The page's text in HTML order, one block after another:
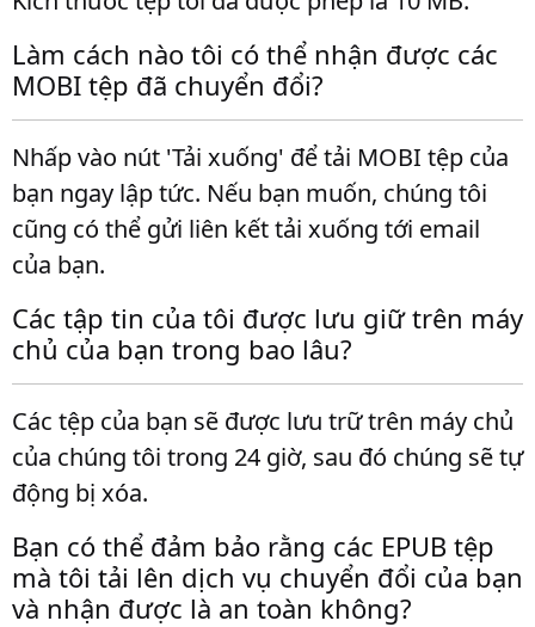
Làm cách nào tôi có thể nhận được các
MOBI tệp đã chuyển đổi?
Nhấp vào nút 'Tải xuống' để tải MOBI tệp của
bạn ngay lập tức. Nếu bạn muốn, chúng tôi
cũng có thể gửi liên kết tải xuống tới email
của bạn.
Các tập tin của tôi được lưu giữ trên máy
chủ của bạn trong bao lâu?
Các tệp của bạn sẽ được lưu trữ trên máy chủ
của chúng tôi trong 24 giờ, sau đó chúng sẽ tự
động bị xóa.
Bạn có thể đảm bảo rằng các EPUB tệp
mà tôi tải lên dịch vụ chuyển đổi của bạn
và nhận được là an toàn không?